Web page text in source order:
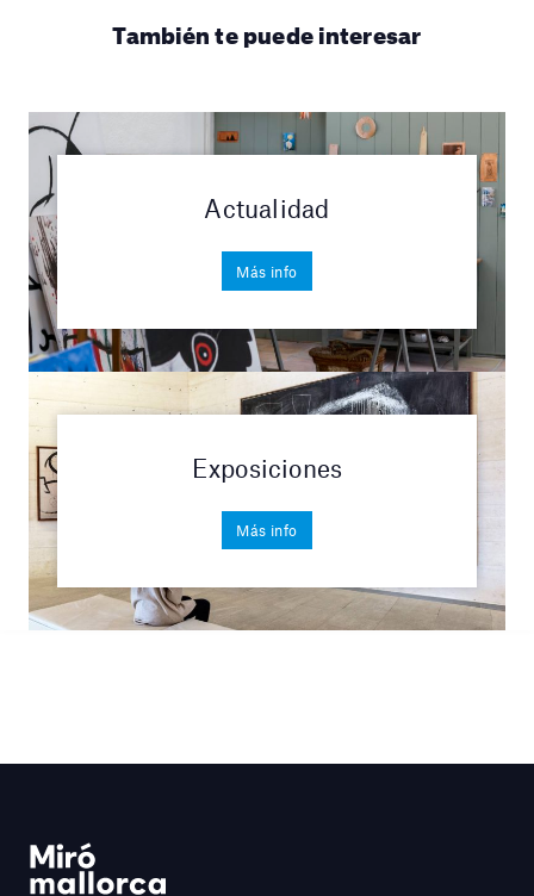
También te puede interesar
Actualidad
Más info
Exposiciones
Más info